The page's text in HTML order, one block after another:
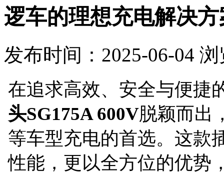
逻车的理想充电解决方
发布时间：2025-06-04
在追求高效、安全与便捷
头SG175A 600V脱颖而出
等车型充电的首选。这款
性能，更以全方位的优势